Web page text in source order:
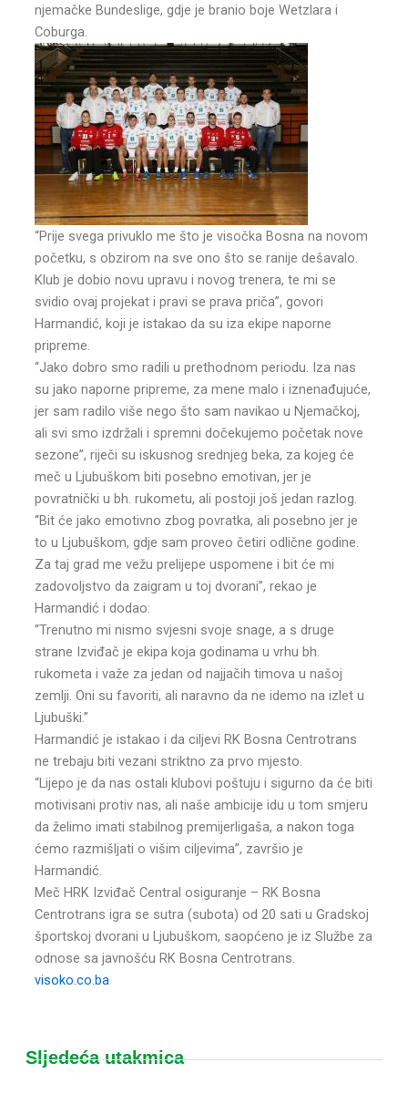
njemačke Bundeslige, gdje je branio boje Wetzlara i
Coburga.
“Prije svega privuklo me što je visočka Bosna na novom
početku, s obzirom na sve ono što se ranije dešavalo.
Klub je dobio novu upravu i novog trenera, te mi se
svidio ovaj projekat i pravi se prava priča”, govori
Harmandić, koji je istakao da su iza ekipe naporne
pripreme.
“Jako dobro smo radili u prethodnom periodu. Iza nas
su jako naporne pripreme, za mene malo i iznenađujuće,
jer sam radilo više nego što sam navikao u Njemačkoj,
ali svi smo izdržali i spremni dočekujemo početak nove
sezone”, riječi su iskusnog srednjeg beka, za kojeg će
meč u Ljubuškom biti posebno emotivan, jer je
povratnički u bh. rukometu, ali postoji još jedan razlog.
“Bit će jako emotivno zbog povratka, ali posebno jer je
to u Ljubuškom, gdje sam proveo četiri odlične godine.
Za taj grad me vežu prelijepe uspomene i bit će mi
zadovoljstvo da zaigram u toj dvorani”, rekao je
Harmandić i dodao:
“Trenutno mi nismo svjesni svoje snage, a s druge
strane Izviđač je ekipa koja godinama u vrhu bh.
rukometa i važe za jedan od najjačih timova u našoj
zemlji. Oni su favoriti, ali naravno da ne idemo na izlet u
Ljubuški.”
Harmandić je istakao i da ciljevi RK Bosna Centrotrans
ne trebaju biti vezani striktno za prvo mjesto.
“Lijepo je da nas ostali klubovi poštuju i sigurno da će biti
motivisani protiv nas, ali naše ambicije idu u tom smjeru
da želimo imati stabilnog premijerligaša, a nakon toga
ćemo razmišljati o višim ciljevima”, završio je
Harmandić.
Meč HRK Izviđač Central osiguranje – RK Bosna
Centrotrans igra se sutra (subota) od 20 sati u Gradskoj
športskoj dvorani u Ljubuškom, saopćeno je iz Službe za
odnose sa javnošću RK Bosna Centrotrans.
visoko.co.ba
Sljedeća utakmica